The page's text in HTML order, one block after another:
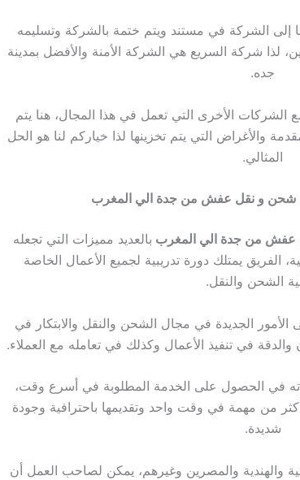
إلى الشركة في مستند ويتم ختمة بالشركة وتسليمه
شركة السريع هي الشركة الأمنة والأفضل بمدينة
جده.
الشركات الأخرى التي تعمل في هذا المجال، هنا يتم
والأغراض التي يتم تخزينها لذا خياركم لنا هو الحل
المثالي.
و نقل عفش من جدة الي المغرب
من جدة الي المغرب بالعديد مميزات التي تجعله
الفريق يمتلك دورة تدريبية لجميع الأعمال الخاصة
الشحن والنقل.
الجديدة في مجال الشحن والنقل والابتكار في
والدقة في تنفيذ الأعمال وكذلك في تعامله مع العملاء.
في الحصول على الخدمة المطلوبة في أسرع وقت،
من مهمة في وقت واحد وتقديمها باحترافية وجودة
شديدة.
والهندية والمصرين وغيرهم، يمكن لصاحب العمل أن